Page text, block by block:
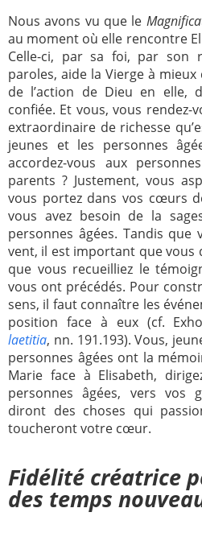
Nous avons vu que le
au moment où elle rencontre
Celle-ci, par sa foi, par son
paroles, aide la Vierge à
de l’action de Dieu en elle,
confiée. Et vous, vous rendez-
extraordinaire de richesse
jeunes et les personnes
accordez-vous aux
parents ? Justement, vous
vous portez dans vos cœurs
vous avez besoin de la
personnes âgées. Tandis que
vent, il est important que vous
que vous recueilliez le
vous ont précédés. Pour
sens, il faut connaître les
position face à eux (cf.
laetitia, nn. 191.193). Vous,
personnes âgées ont la
Marie face à Elisabeth,
personnes âgées, vers vos
diront des choses qui
toucheront votre cœur.
Fidélité créatrice
des temps